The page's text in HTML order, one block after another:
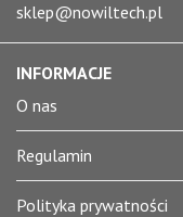
sklep@nowiltech.pl
INFORMACJE
O nas
Regulamin
Polityka prywatności